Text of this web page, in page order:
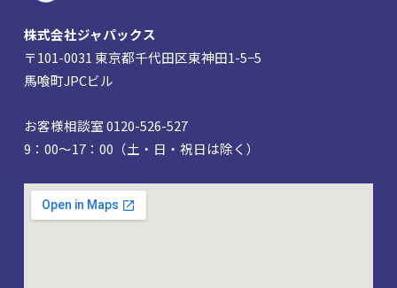
株式会社ジャパックス
〒101-0031 東京都千代田区東神田1-5−5
馬喰町JPCビル
お客様相談室 0120-526-527
9：00～17：00（土・日・祝日は除く）